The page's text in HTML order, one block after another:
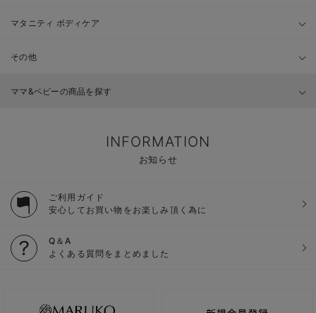
マタニティ ボディケア
その他
ママ&ベビーの商品を探す
INFORMATION
お知らせ
ご利用ガイド
安心してお買い物をお楽しみ頂く為に
Q＆A
よくある質問をまとめました